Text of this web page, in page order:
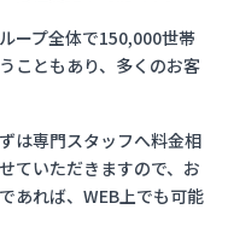
ープ全体で150,000世帯
こともあり、多くのお客
は専門スタッフへ料金相
ていただきますので、お
あれば、WEB上でも可能